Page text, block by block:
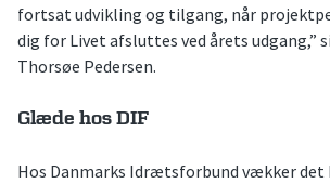
fortsat udvikling og tilgang, når
dig for Livet afsluttes ved årets udgang,”
Thorsøe Pedersen.
Glæde hos DIF
Hos Danmarks Idrætsforbund vækker det